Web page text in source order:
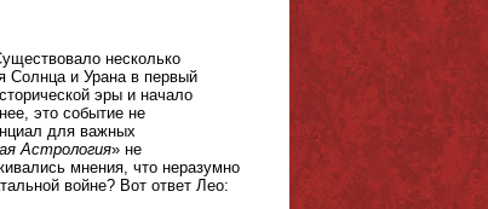
несколько
Солнца и Урана в первый
эры и начало
это событие не
для важных
Астрология» не
мнения, что неразумно
войне? Вот ответ Лео: